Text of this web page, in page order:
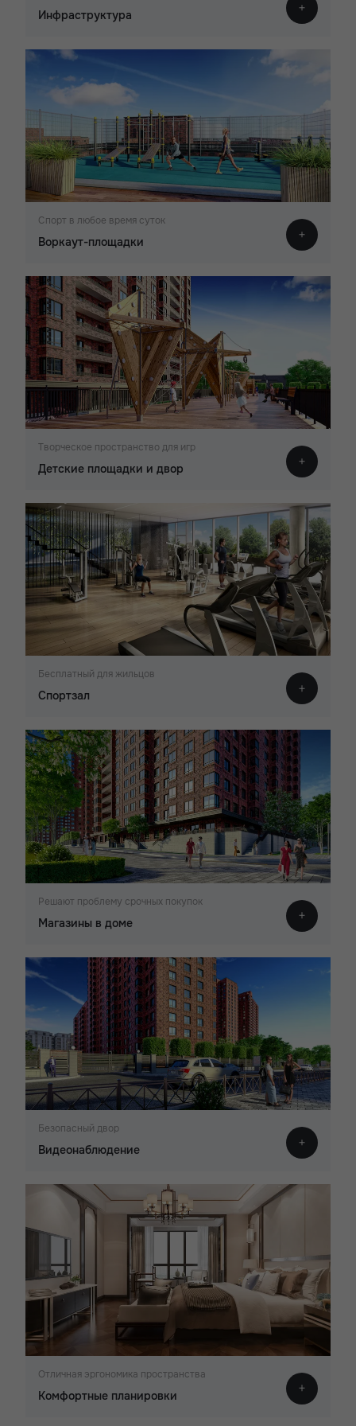
Инфраструктура
Спорт в любое время суток
Воркаут-площадки
Творческое пространство для игр
Детские площадки и двор
Бесплатный для жильцов
Спортзал
Решают проблему срочных покупок
Магазины в доме
Безопасный двор
Видеонаблюдение
Отличная эргономика пространства
Комфортные планировки